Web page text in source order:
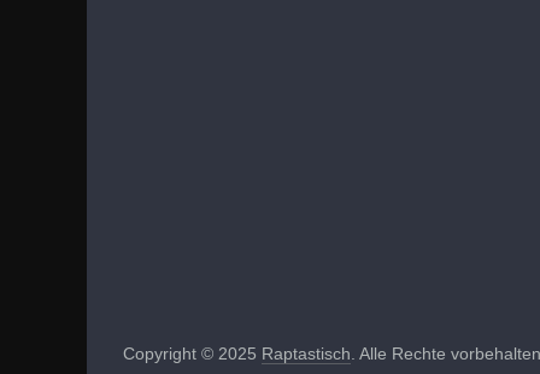
Copyright © 2025 Raptastisch . Alle Rechte